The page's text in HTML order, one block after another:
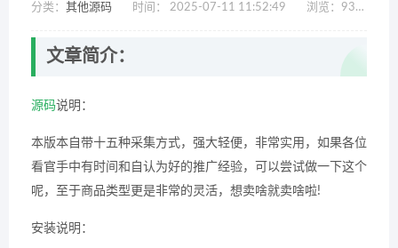
分类： 其他源码 时间： 2025-07-11 11:52:49 浏览： 939
文章简介：
源码说明：
本版本自带十五种采集方式，强大轻便，非常实用，如果各位
看官手中有时间和自认为好的推广经验，可以尝试做一下这个
呢，至于商品类型更是非常的灵活，想卖啥就卖啥啦!
安装说明：